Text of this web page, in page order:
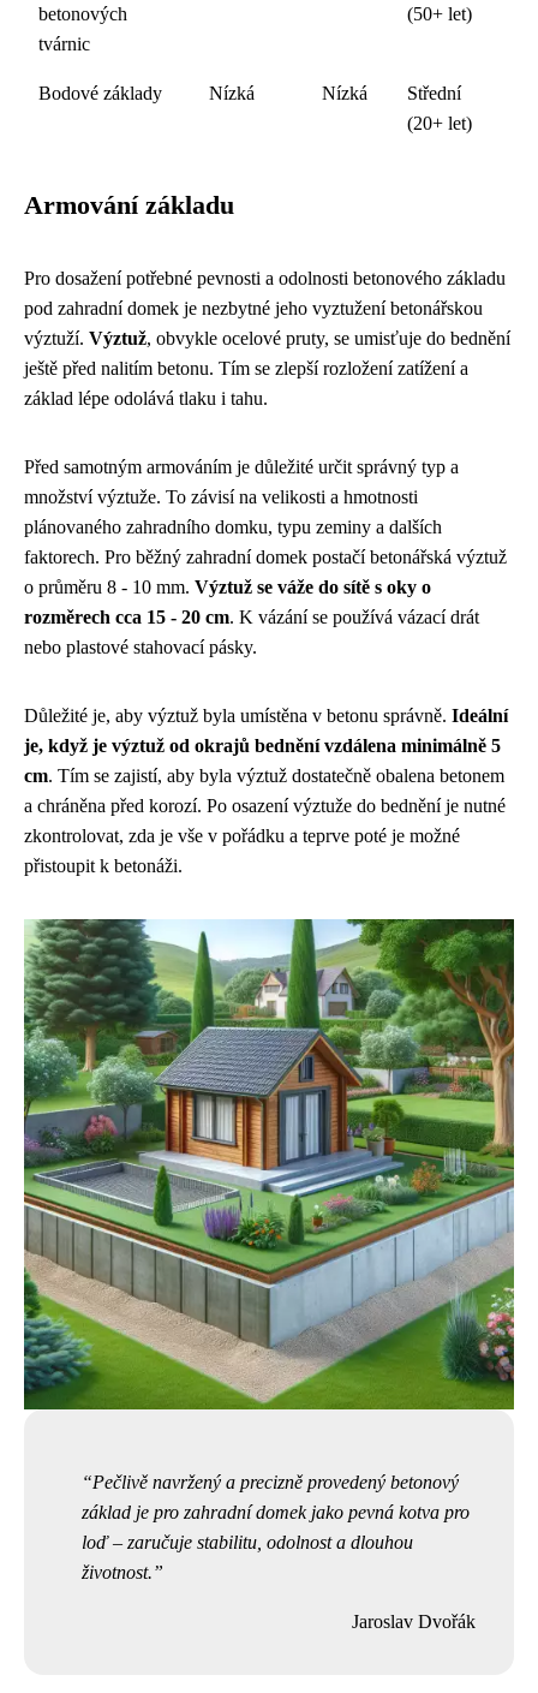
betonových
tvárnic
(50+ let)
Bodové základy Nízká Nízká
Střední
(20+ let)
Armování základu
Pro dosažení potřebné pevnosti a odolnosti betonového základu
pod zahradní domek je nezbytné jeho vyztužení betonářskou
výztuží. Výztuž, obvykle ocelové pruty, se umisťuje do bednění
ještě před nalitím betonu. Tím se zlepší rozložení zatížení a
základ lépe odolává tlaku i tahu.
Před samotným armováním je důležité určit správný typ a
množství výztuže. To závisí na velikosti a hmotnosti
plánovaného zahradního domku, typu zeminy a dalších
faktorech. Pro běžný zahradní domek postačí betonářská výztuž
o průměru 8 - 10 mm. Výztuž se váže do sítě s oky o
rozměrech cca 15 - 20 cm. K vázání se používá vázací drát
nebo plastové stahovací pásky.
Důležité je, aby výztuž byla umístěna v betonu správně. Ideální
je, když je výztuž od okrajů bednění vzdálena minimálně 5
cm. Tím se zajistí, aby byla výztuž dostatečně obalena betonem
a chráněna před korozí. Po osazení výztuže do bednění je nutné
zkontrolovat, zda je vše v pořádku a teprve poté je možné
přistoupit k betonáži.
Pečlivě navržený a precizně provedený betonový
základ je pro zahradní domek jako pevná kotva pro
loď – zaručuje stabilitu, odolnost a dlouhou
životnost.
Jaroslav Dvořák